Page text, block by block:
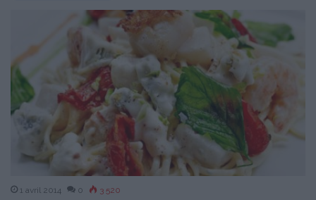
1 avril 2014 0 3 520